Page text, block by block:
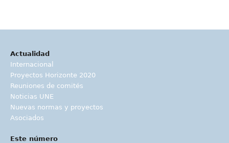
Actualidad
Internacional
Proyectos Horizonte 2020
Reuniones de comités
Noticias UNE
Nuevas normas y proyectos
Asociados
Este número